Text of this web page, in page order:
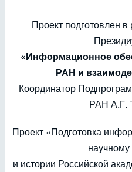
Проект подготовлен
«Информационное
РАН и
Координатор
РАН А.Г.
Проект «Подготовка
и истории Российской